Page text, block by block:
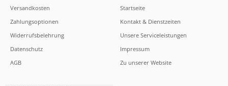
Versandkosten
Zahlungsoptionen
Widerrufsbelehrung
Datenschutz
AGB
Startseite
Kontakt & Dienstzeiten
Unsere Serviceleistungen
Impressum
Zu unserer Website